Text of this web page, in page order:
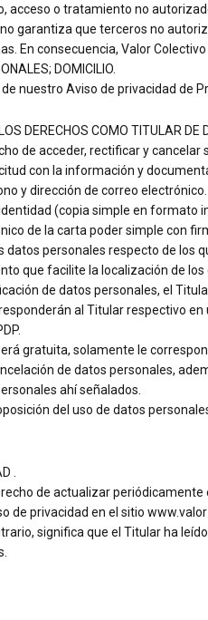
acceso o tratamiento no
garantiza que terceros no
En consecuencia, Valor
DOMICILIO.
nuestro Aviso de privacidad
DERECHOS COMO TITULAR DE
de acceder, rectificar y
con la información y
y dirección de correo electrónico.
(copia simple en formato
de la carta poder simple con
datos personales respecto de los
que facilite la localización de los
de datos personales, el
al Titular respectivo
gratuita, solamente le
de datos personales,
ahí señalados.
del uso de datos
.
de actualizar
de privacidad en el sitio
significa que el Titular ha